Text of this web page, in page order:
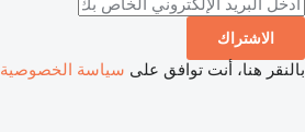
الاشتراك
بالنقر هنا، أنت توافق على سياسة الخصوصية